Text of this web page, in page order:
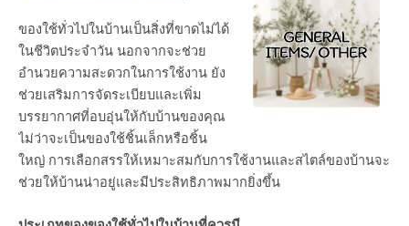
ของใช้ทั่วไปในบ้านเป็นสิ่งที่ขาดไม่ได้
ในชีวิตประจำวัน นอกจากจะช่วย
อำนวยความสะดวกในการใช้งาน ยัง
ช่วยเสริมการจัดระเบียบและเพิ่ม
บรรยากาศที่อบอุ่นให้กับบ้านของคุณ
ไม่ว่าจะเป็นของใช้ชิ้นเล็กหรือชิ้น
ใหญ่ การเลือกสรรให้เหมาะสมกับการใช้งานและสไตล์ของบ้านจะ
ช่วยให้บ้านน่าอยู่และมีประสิทธิภาพมากยิ่งขึ้น